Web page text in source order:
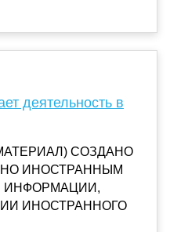
деятельность в
СОЗДАНО
ИНОСТРАННЫМ
ИНФОРМАЦИИ,
ИНОСТРАННОГО